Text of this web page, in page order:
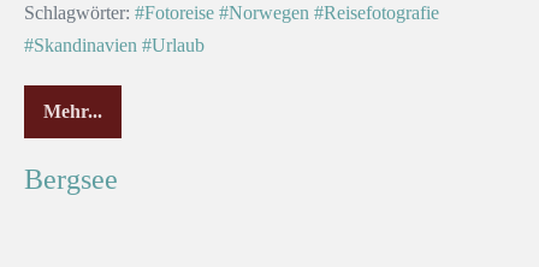
Schlagwörter: #Fotoreise #Norwegen #Reisefotografie
#Skandinavien #Urlaub
Mehr...
Bergsee